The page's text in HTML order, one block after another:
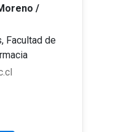
/
Facultad de